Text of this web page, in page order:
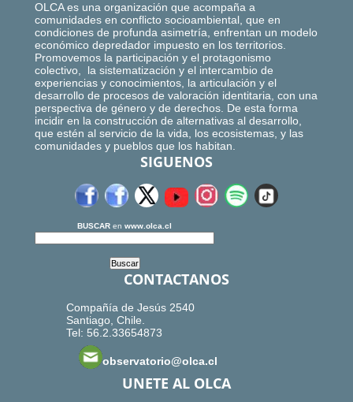
OLCA es una organización que acompaña a
comunidades en conflicto socioambiental, que en
condiciones de profunda asimetría, enfrentan un modelo
económico depredador impuesto en los territorios.
Promovemos la participación y el protagonismo
colectivo, la sistematización y el intercambio de
experiencias y conocimientos, la articulación y el
desarrollo de procesos de valoración identitaria, con una
perspectiva de género y de derechos. De esta forma
incidir en la construcción de alternativas al desarrollo,
que estén al servicio de la vida, los ecosistemas, y las
comunidades y pueblos que los habitan.
SIGUENOS
BUSCAR en www.olca.cl
CONTACTANOS
Compañía de Jesús 2540
Santiago, Chile.
Tel: 56.2.33654873
observatorio@olca.cl
UNETE AL OLCA